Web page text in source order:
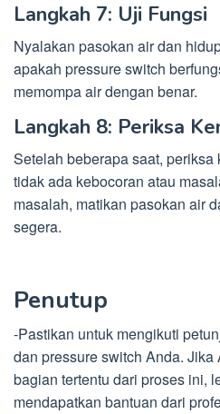
Langkah 7: Uji Fungsi
Nyalakan pasokan air dan
apakah pressure switch
memompa air dengan benar.
Langkah 8: Periksa
Setelah beberapa saat,
tidak ada kebocoran atau
masalah, matikan pasokan air
segera.
Penutup
-Pastikan untuk mengikuti
dan pressure switch Anda.
bagian tertentu dari proses ini,
mendapatkan bantuan dari